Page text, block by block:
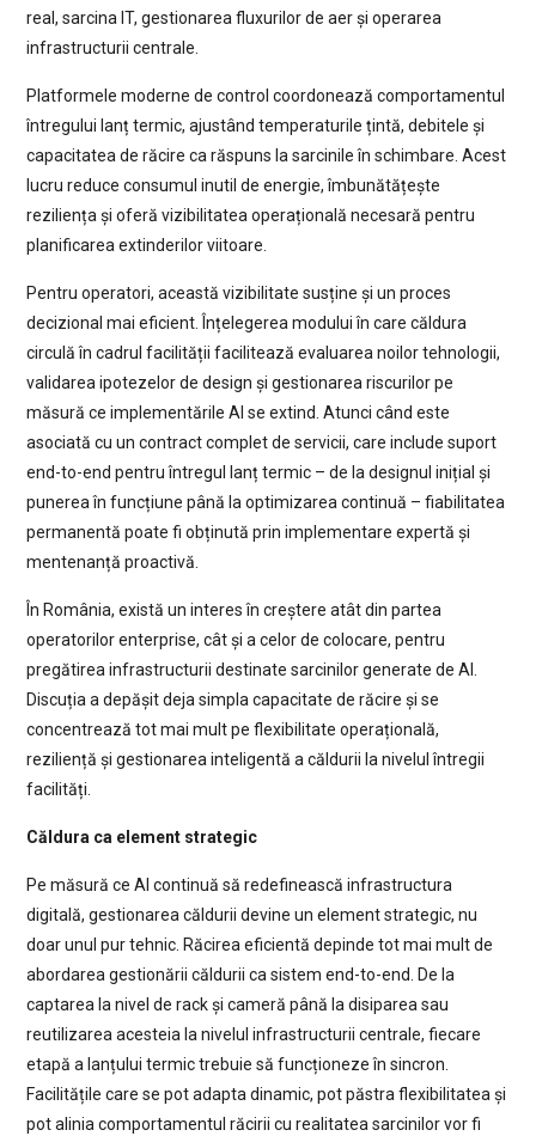
real, sarcina IT, gestionarea fluxurilor de aer și operarea
infrastructurii centrale.
Platformele moderne de control coordonează comportamentul
întregului lanț termic, ajustând temperaturile țintă, debitele și
capacitatea de răcire ca răspuns la sarcinile în schimbare. Acest
lucru reduce consumul inutil de energie, îmbunătățește
reziliența și oferă vizibilitatea operațională necesară pentru
planificarea extinderilor viitoare.
Pentru operatori, această vizibilitate susține și un proces
decizional mai eficient. Înțelegerea modului în care căldura
circulă în cadrul facilității facilitează evaluarea noilor tehnologii,
validarea ipotezelor de design și gestionarea riscurilor pe
măsură ce implementările AI se extind. Atunci când este
asociată cu un contract complet de servicii, care include suport
end-to-end pentru întregul lanț termic – de la designul inițial și
punerea în funcțiune până la optimizarea continuă – fiabilitatea
permanentă poate fi obținută prin implementare expertă și
mentenanță proactivă.
În România, există un interes în creștere atât din partea
operatorilor enterprise, cât și a celor de colocare, pentru
pregătirea infrastructurii destinate sarcinilor generate de AI.
Discuția a depășit deja simpla capacitate de răcire și se
concentrează tot mai mult pe flexibilitate operațională,
reziliență și gestionarea inteligentă a căldurii la nivelul întregii
facilități.
Căldura ca element strategic
Pe măsură ce AI continuă să redefinească infrastructura
digitală, gestionarea căldurii devine un element strategic, nu
doar unul pur tehnic. Răcirea eficientă depinde tot mai mult de
abordarea gestionării căldurii ca sistem end-to-end. De la
captarea la nivel de rack și cameră până la disiparea sau
reutilizarea acesteia la nivelul infrastructurii centrale, fiecare
etapă a lanțului termic trebuie să funcționeze în sincron.
Facilitățile care se pot adapta dinamic, pot păstra flexibilitatea și
pot alinia comportamentul răcirii cu realitatea sarcinilor vor fi